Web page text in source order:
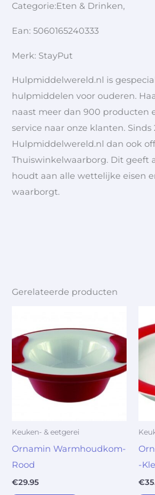
Categorie:Eten & Drinken,
Ean: 5060165240333
Merk: StayPut
Hulpmiddelwereld.nl is
hulpmiddelen voor ouderen.
naast meer dan 900 producten
service naar onze klanten. Sinds
Hulpmiddelwereld.nl dan ook
Thuiswinkelwaarborg. Dit geeft
houdt aan alle wettelijke eisen
waarborgt.
Gerelateerde producten
Keuken- & eetgerei
Ornamin Warmhoudkom-
Rood
€29.95
-
€